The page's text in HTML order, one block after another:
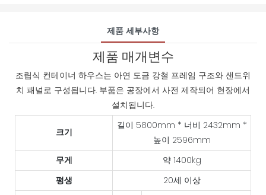
제품 세부사항
제품 매개변수
조립식 컨테이너 하우스는 아연 도금 강철 프레임 구조와 샌드위
치 패널로 구성됩니다. 부품은 공장에서 사전 제작되어 현장에서
설치됩니다.
크기
길이 5800mm * 너비 2432mm *
높이 2596mm
무게
약 1400kg
평생
20세 이상